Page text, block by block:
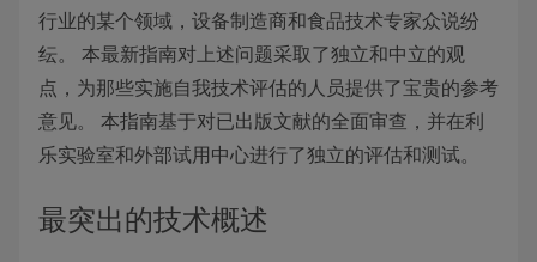
行业的某个领域，设备制造商和食品技术专家众说纷
纭。 本最新指南对上述问题采取了独立和中立的观
点，为那些实施自我技术评估的人员提供了宝贵的参考
意见。 本指南基于对已出版文献的全面审查，并在利
乐实验室和外部试用中心进行了独立的评估和测试。
最突出的技术概述